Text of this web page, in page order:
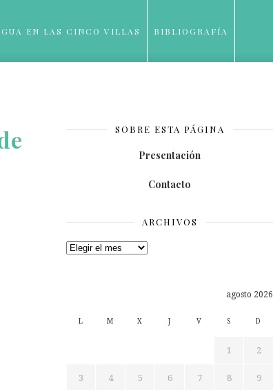
EN LAS CINCO VILLAS BIBLIOGRAFÍA
SOBRE ESTA PÁGINA
Presentación
Contacto
ARCHIVOS
Archivos
agosto 2026
L M X J V S D
1 2
3 4 5 6 7 8 9